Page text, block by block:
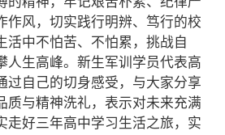
作风，切实践行明辨、笃行的校
活中不怕苦、不怕累，挑战自
人生高峰。新生军训学员代表高
过自己的切身感受，与大家分享
质与精神洗礼，表示对未来充满
走好三年高中学习生活之旅，实